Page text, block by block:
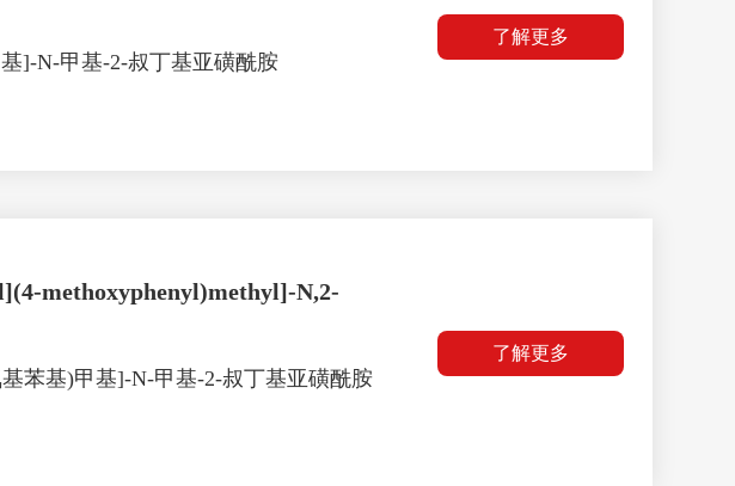
]-N-甲基-2-叔丁基亚磺酰胺
了解更多
methoxyphenyl)methyl]-N,2-
苯基)甲基]-N-甲基-2-叔丁基亚磺酰胺
了解更多